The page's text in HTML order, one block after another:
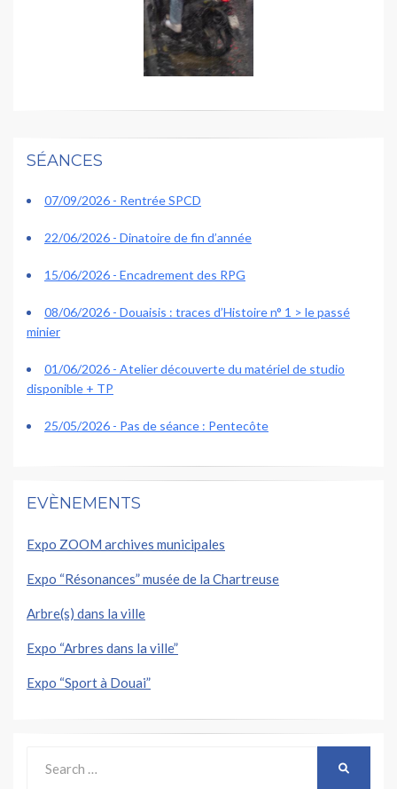
SÉANCES
07/09/2026 - Rentrée SPCD
22/06/2026 - Dinatoire de fin d’année
15/06/2026 - Encadrement des RPG
08/06/2026 - Douaisis : traces d’Histoire n° 1 > le passé
minier
01/06/2026 - Atelier découverte du matériel de studio
disponible + TP
25/05/2026 - Pas de séance : Pentecôte
EVÈNEMENTS
Expo ZOOM archives municipales
Expo “Résonances” musée de la Chartreuse
Arbre(s) dans la ville
Expo “Arbres dans la ville”
Expo “Sport à Douai”
for: